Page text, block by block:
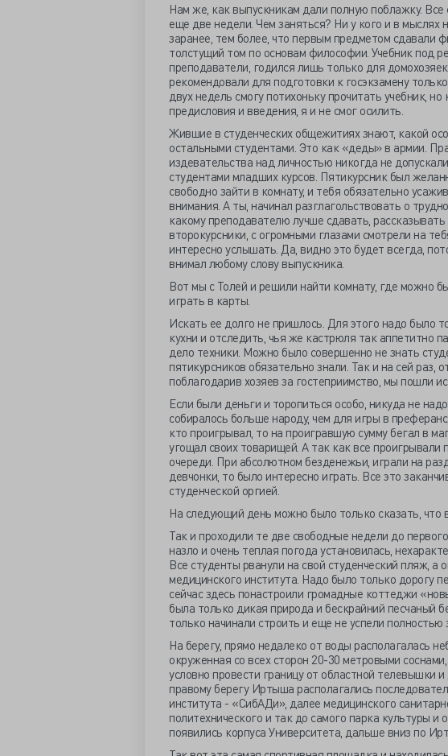
Нам же, как выпускникам дали полную поблажку. Все
еще две недели. Чем заняться? Ни у кого и в мыслях
заранее, тем более, что первым предметом сдавали
толстущий том по основам философии. Учебник под
преподаватели, годился лишь только для
рекомендовали для подготовки к госэкзамену
двух недель смогу потихоньку прочитать учебник,
предисловия и введения, я и не смог осилить.
Жившие в студенческих общежитиях знают, какой
остальными студентами. Это как «деды» в армии.
издевательства над личностью никогда не
студентами младших курсов. Пятикурсник был
свободно зайти в комнату, и тебя обязательно
внимания. А ты, начинал разглагольствовать о
какому преподавателю лучше сдавать,
второкурсники, с огромными глазами смотрели на
интересно услышать. Да, видно это будет всегда,
внимал любому слову выпускника.
Вот мы с Толей и решили найти комнату, где можно
играть в карты.
Искать ее долго не пришлось. Для этого надо было
кухни и отследить, чья же кастрюля так аппетитно
дело техники. Можно было совершенно не знать
пятикурсников обязательно знали. Так и на сей раз,
поблагодарив хозяев за гостеприимство, мы пошли
Если были деньги и торопиться особо, никуда не
собиралось больше народу, чем для игры в
кто проигрывал, то на проигравшую сумму бегал в
угощал своих товарищей. А так как все
очереди. При абсолютном безденежьи, играли на
девчонки, то было интересно играть. Все это
студенческой оргией.
На следующий день можно было только сказать, что
Так и проходили те две свободные недели до
назло и очень теплая погода установилась,
Все студенты рванули на свой студенческий пляж, а
медицинского института. Надо было только дорогу
сейчас здесь понастроили громадные коттеджи
была только дикая природа и бескрайний песчаный
только начинали строить и еще не успели полностью
На берегу, прямо недалеко от воды располагалась
окруженная со всех сторон 20-30 метровыми
условно провести границу от областной телевышки
правому берегу Иртыша располагались
института - «СибАДи», далее медицинского
политехнического и так до самого парка культуры
появились корпуса Университета, дальше вниз по